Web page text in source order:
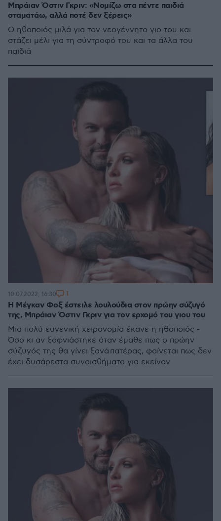
Μπράιαν Όστιν Γκριν: «Νομίζω στα πέντε παιδιά
σταματάω, αλλά ποτέ δεν ξέρεις»
Ο ηθοποιός μιλά για τον νεογέννητο γιο του και
στάζει μέλι για τη σύντροφό του και τα άλλα του
παιδιά
Η Μέγκαν Φοξ έστειλε λουλούδια στον πρώην σύζυγό
της, Μπράιαν Όστιν Γκριν για τον ερχομό του γιου του
Μια πολύ ευγενική χειρονομία έκανε η ηθοποιός -
Όσο κι αν ξαφνιάστηκε όταν έμαθε πως ο πρώην
σύζυγός της θα γίνει ξανά πατέρας, φαίνεται πως δεν
έχει δυσάρεστα συναισθήματα για εκείνον
10.07.2022, 16:30 1